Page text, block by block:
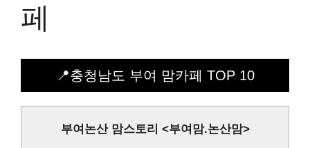
페
📍충청남도 부여 맘카페 TOP 10
부여논산 맘스토리 <부여맘.논산맘>